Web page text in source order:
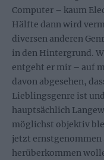
Computer – kaum
Hälfte dann wird
diversen anderen
in den Hintergrund.
entgeht er mir – auf
davon abgesehen,
Lieblingsgenre ist
hauptsächlich
möglichst objektiv
jetzt ernstgenommen
herüberkommen